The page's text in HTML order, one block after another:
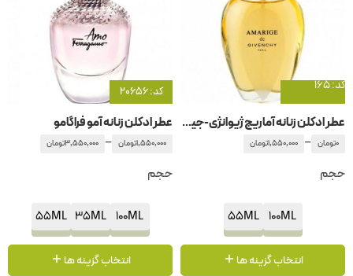
کد: 165
عطر ادکلن زنانه آماریج ژیوانژی-جیوانچی – جیونچی
0تومان –
1,550,000تومان
حجم
100ML
55ML
انتخاب گزینه ها
کد: 20656
عطر ادکلن زنانه آمو فراگامو
1,550,000تومان –
3,550,000تومان
حجم
100ML
35ML
55ML
انتخاب گزینه ها